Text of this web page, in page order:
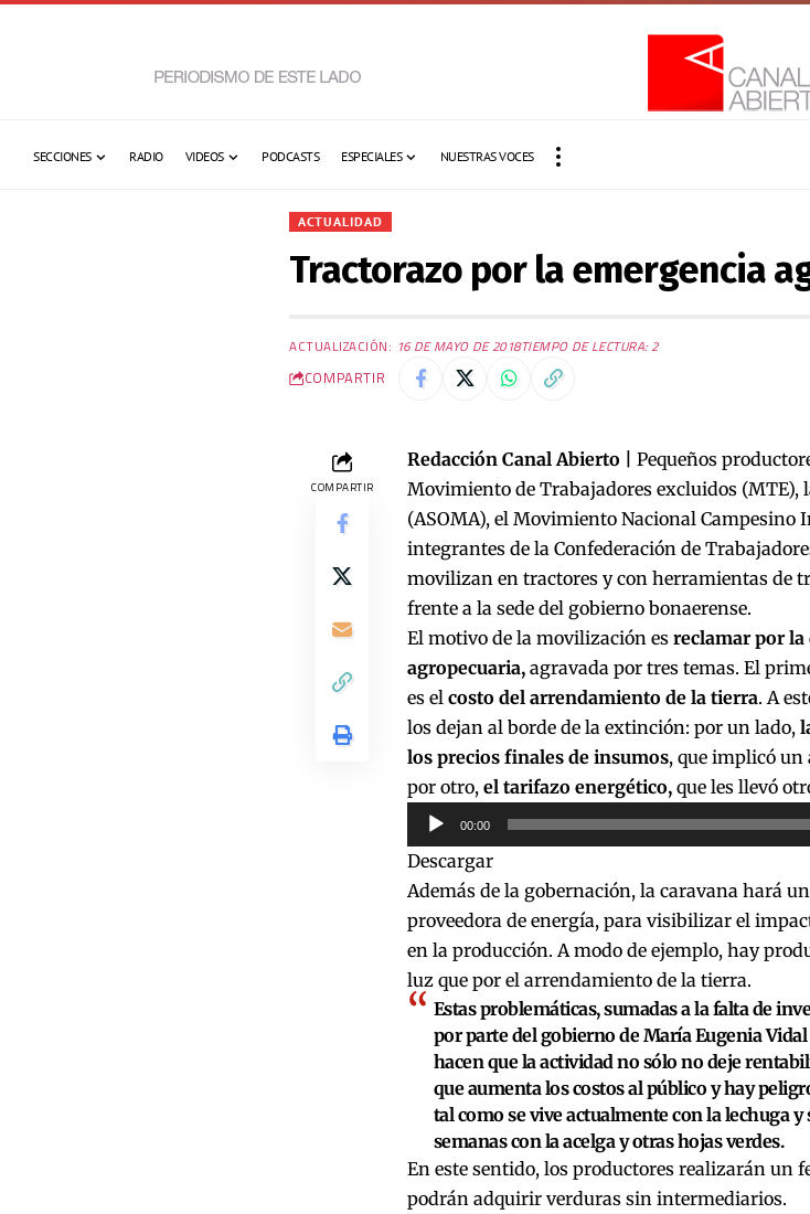
SECCIONES RADIO VIDEOS PODCASTS ESPECIALES NUESTRAS VOCES
ACTUALIDAD
Tractorazo por la emergencia
ACTUALIZACIÓN: 16 DE MAYO DE 2018TIEMPO DE LECTURA: 2
COMPARTIR
COMPARTIR
Redacción Canal Abierto | Pequeños
Movimiento de Trabajadores excluidos (MTE),
(ASOMA), el Movimiento Nacional Campesino
integrantes de la Confederación de
movilizan en tractores y con herramientas de
frente a la sede del gobierno bonaerense.
El motivo de la movilización es reclamar por la
agropecuaria,agravada por tres temas. El
es el costo del arrendamiento de la tierra. A
los dejan al borde de la extinción: por un lado,
los precios finales de insumos, que implicó un
por otro, el tarifazo energético,que les llevó
Reproductor
de
audio
00:00
Descargar
Además de la gobernación, la caravana hará
proveedora de energía, para visibilizar el
en la producción. A modo de ejemplo, hay
luz que por el arrendamiento de la tierra.
Estas problemáticas, sumadas a la falta de
por parte del gobierno de María Eugenia
hacen que la actividad no sólo no deje
que aumenta los costos al público y hay
tal como se vive actualmente con la lechuga
semanas con la acelga y otras hojas verdes.
En este sentido, los productores realizarán un
podrán adquirir verduras sin intermediarios.